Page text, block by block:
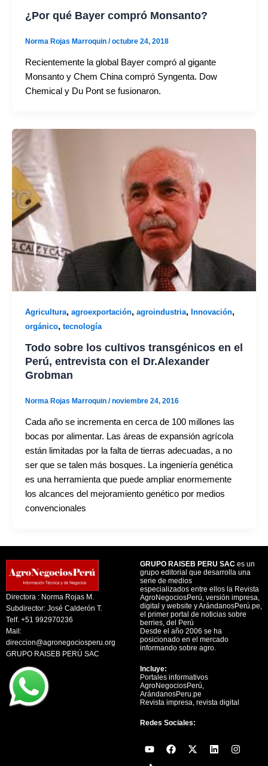
¿Por qué Bayer compró Monsanto?
Norma Rojas Marroquin /octubre 24, 2018
Recientemente la global Bayer compró al gigante
Monsanto y Chem China compró Syngenta. Dow
Chemical y Du Pont se fusionaron.
Agricultura, agroexportación, agroindustria, Innovación,
orgánico, tecnología
Todo sobre los cultivos transgénicos en el
Perú, entrevista con el Dr.Alexander
Grobman
Norma Rojas Marroquin /noviembre 24, 2016
Cada año se incrementa en cerca de 100 millones las
bocas por alimentar. Las áreas de expansión agrícola
están limitadas por la falta de tierras adecuadas, a no
ser que se talen más bosques. La ingeniería genética
es una herramienta que puede ampliar enormemente
los alcances del mejoramiento genético por medios
convencionales
Directora : Norma Rojas M.
Subdirector: José Calderón T.
Telf. +51 992970236
Mail:
direccion@agronegociosperu.org
GRUPO RAISEB PERÚ SAC
GRUPO RAISEB PERU SAC es un
grupo editorial que desarrolla una
serie de medios
especializados entre ellos la Revista
AgroNegociosPerú, versión impresa,
digital y website y ArándanosPerú.pe,
el primer portal de noticias sobre
berries, del Perú
Desde el año 2006 se ha
posicionado en el mercado
informando sobre agro.
Incluye:
Portales informativos
AgroNegociosPerú,
ArándanosPeru.pe
Revista impresa, revista digital
Redes Sociales:
Y
o
u
F
a
X
-
L
i
I
n